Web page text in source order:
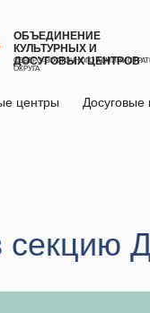
ОБЪЕДИНЕНИЕ
КУЛЬТУРНЫХ И
ДОСУГОВЫХ ЦЕНТРОВ
СЕВЕРО-ВОСТОЧНОГО
ОКРУГА
центры Досуговые